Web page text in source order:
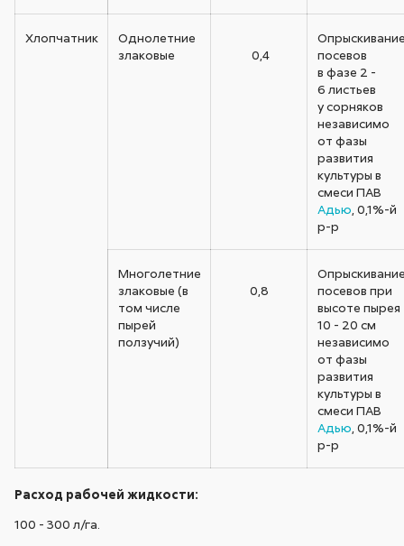
Хлопчатник
Однолетние
злаковые
0,4
посевов
в фазе 2 -
6 листьев
у сорняков
независимо
от фазы
развития
культуры в
смеси ПАВ
Адью , 0,1%-й
р-р
Многолетние
злаковые (в
том числе
пырей
ползучий)
0,8
посевов при
высоте пырея
10 - 20 см
независимо
от фазы
развития
культуры в
смеси ПАВ
Адью , 0,1%-й
р-р
Расход рабочей жидкости:
100 - 300 л/га.